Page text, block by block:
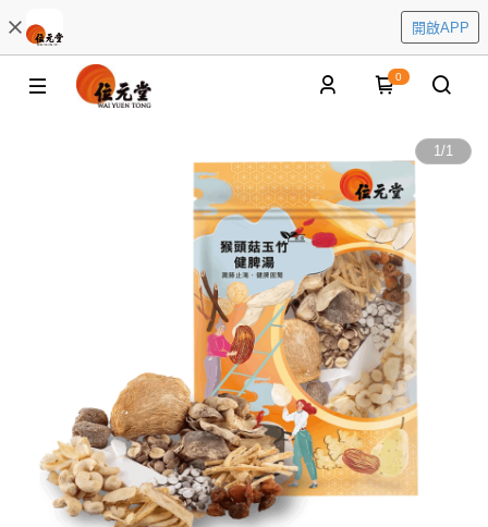
開啟APP
0
1/1